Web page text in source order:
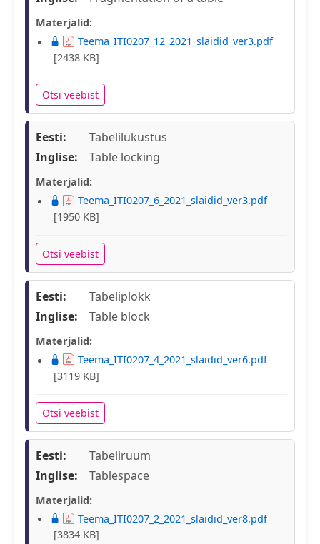
Materjalid:
Teema_ITI0207_12_2021_slaidid_ver3.pdf
[2438 KB]
Otsi veebist
Eesti:
Tabelilukustus
Inglise:
Table locking
Materjalid:
Teema_ITI0207_6_2021_slaidid_ver3.pdf
[1950 KB]
Otsi veebist
Eesti:
Tabeliplokk
Inglise:
Table block
Materjalid:
Teema_ITI0207_4_2021_slaidid_ver6.pdf
[3119 KB]
Otsi veebist
Eesti:
Tabeliruum
Inglise:
Tablespace
Materjalid:
Teema_ITI0207_2_2021_slaidid_ver8.pdf
[3834 KB]